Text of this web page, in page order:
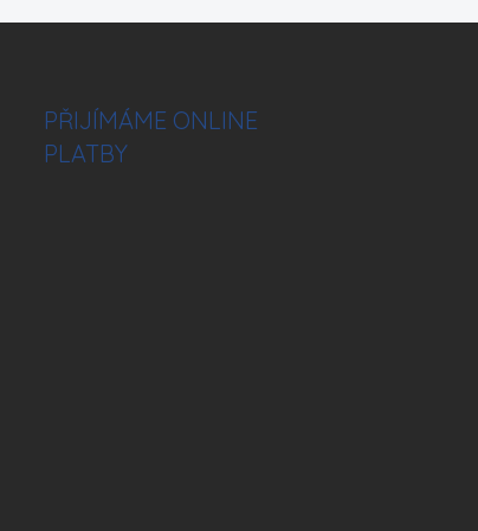
PŘIJÍMÁME ONLINE
PLATBY